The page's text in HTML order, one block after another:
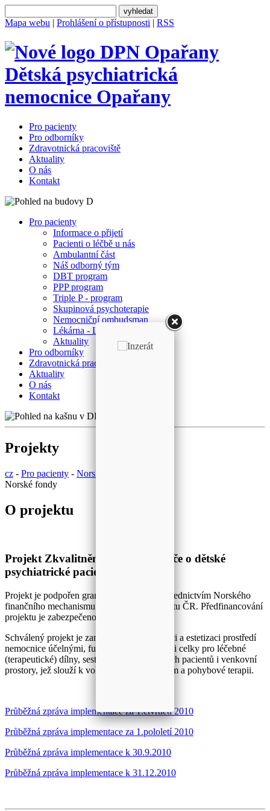
Mapa webu | Prohlášení o přístupnosti | RSS
Dětská psychiatrická
nemocnice Opařany
Pro pacienty
Pro odborníky
Zdravotnická pracoviště
Aktuality
O nás
Kontakt
Pro pacienty
Informace o přijetí
Pacienti o léčbě u nás
Ambulantní část
Náš odborný tým
DBT program
PPP program
Triple P - program
Skupinová psychoterapie
Nemocniční ombudsman
Lékárna - Laboratoř
Aktuality
Pro odborníky
Zdravotnická pracoviště
Aktuality
O nás
Kontakt
Projekty
cz - Pro pacienty - Norské fondy
Norské fondy
O projektu
Projekt Zkvalitnění prostředí a péče o dětské
psychiatrické pacienty
Projekt je podpořen grantem z Norska prostřednictvím Norského
finančního mechanismu a ze státního rozpočtu ČR. Předfinancování
projektu je zabezpečeno MZ ČR.
Schválený projekt je zaměřen na harmonizaci a estetizaci prostředí
nemocnice účelnými, funkčními a moderními celky pro léčebné
(terapeutické) dílny, sesterny, pokoje dětských pacientů i venkovní
prostory, jež slouží k volnočasovým aktivitám a pohybové terapii.
Průběžná zpráva implementace za 1.čtvrtletí 2010
Průběžná zpráva implementace za 1.pololetí 2010
Průběžná zpráva implementace k 30.9.2010
Průběžná zpráva implementace k 31.12.2010